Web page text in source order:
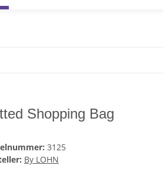
Shopping Bag
3125
By LOHN